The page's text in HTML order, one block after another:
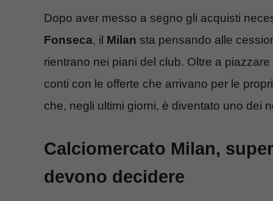
Dopo aver messo a segno gli acquisti
Fonseca, il Milan sta pensando alle
rientrano nei piani del club. Oltre a
conti con le offerte che arrivano per le
che, negli ultimi giorni, è diventato uno dei
Calciomercato Milan,
devono decidere